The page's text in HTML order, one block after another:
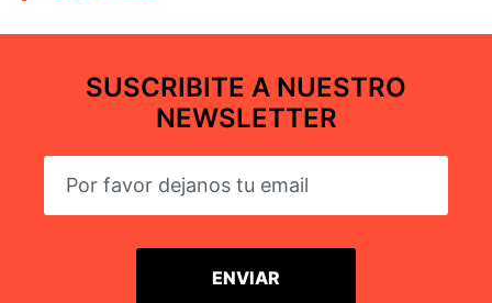
SUSCRIBITE A NUESTRO
NEWSLETTER